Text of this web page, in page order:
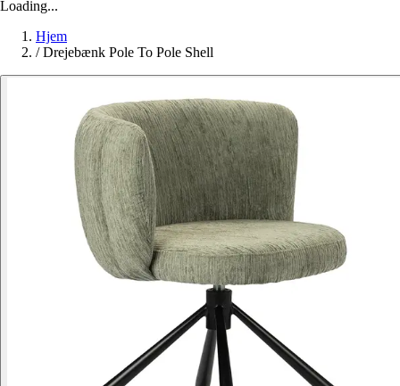
Loading...
Hjem
/ Drejebænk Pole To Pole Shell